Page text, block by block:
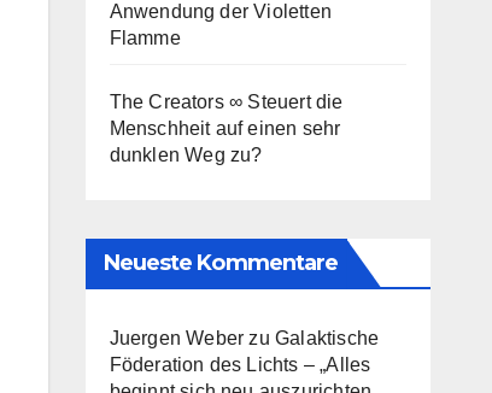
Anwendung der Violetten
Flamme
The Creators ∞ Steuert die
Menschheit auf einen sehr
dunklen Weg zu?
Neueste Kommentare
Juergen Weber zu Galaktische
Föderation des Lichts – „Alles